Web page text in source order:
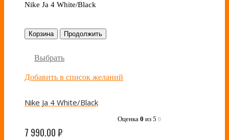
Nike Ja 4 White/Black
Корзина Продолжить
Выбрать
Добавить в список желаний
Nike Ja 4 White/Black
Оценка 0 из 5 0
7 990.00₽